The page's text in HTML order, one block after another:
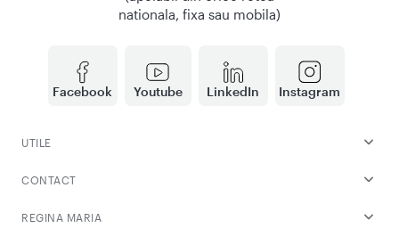
Facebook Youtube LinkedIn Instagram
nationala, fixa sau mobila)
UTILE
CONTACT
REGINA MARIA